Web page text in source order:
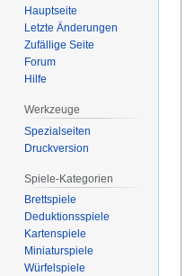
Hauptseite
Letzte Änderungen
Zufällige Seite
Forum
Hilfe
Werkzeuge
Spezialseiten
Druckversion
Spiele-Kategorien
Brettspiele
Deduktionsspiele
Kartenspiele
Miniaturspiele
Würfelspiele